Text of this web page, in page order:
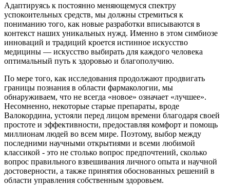
Адаптируясь к постоянно меняющемуся спектру
успокоительных средств, мы должны стремиться к
пониманию того, как новые разработки вписываются в
контекст наших уникальных нужд. Именно в этом симбиозе
инноваций и традиций кроется истинное искусство
медицины — искусство выбирать для каждого человека
оптимальный путь к здоровью и благополучию.
По мере того, как исследования продолжают продвигать
границы познания в области фармакологии, мы
обнаруживаем, что не всегда «новое» означает «лучшее».
Несомненно, некоторые старые препараты, вроде
Валокордина, устояли перед лицом времени благодаря своей
простоте и эффективности, предоставляя комфорт и помощь
миллионам людей во всем мире. Поэтому, выбор между
последними научными открытиями и всеми любимой
классикой - это не столько вопрос предпочтений, сколько
вопрос правильного взвешивания личного опыта и научной
достоверности, а также принятия обоснованных решений в
области управления собственным здоровьем.